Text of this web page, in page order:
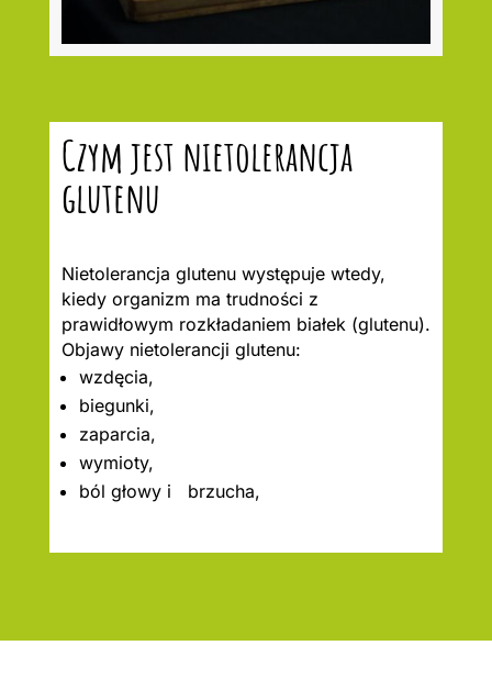
Czym jest nietolerancja
glutenu
Nietolerancja glutenu występuje wtedy,
kiedy organizm ma trudności z
prawidłowym rozkładaniem białek (glutenu).
Objawy nietolerancji glutenu:
wzdęcia,
biegunki,
zaparcia,
wymioty,
ból głowy i brzucha,